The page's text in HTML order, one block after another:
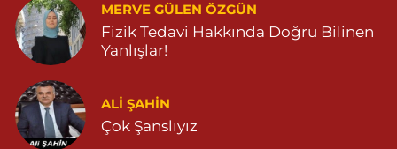
MERVE GÜLEN ÖZGÜN
Fizik Tedavi Hakkında Doğru Bilinen
Yanlışlar!
ALI ŞAHİN
Çok Şanslıyız